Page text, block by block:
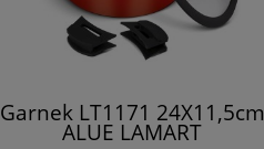
Garnek LT1171 24X11,5cm
ALUE LAMART